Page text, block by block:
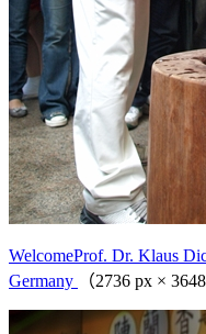
WelcomeProf. Dr. Klaus
Germany
（2736 px ×